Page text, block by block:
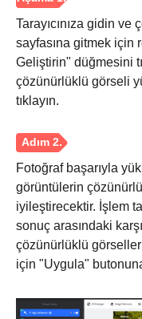
Tarayıcınıza gidin ve
sayfasına gitmek için
Geliştirin" düğmesini
çözünürlüklü görseli
tıklayın.
Fotoğraf başarıyla
görüntülerin
iyileştirecektir. İşlem
sonuç arasındaki
çözünürlüklü
için "Uygula"